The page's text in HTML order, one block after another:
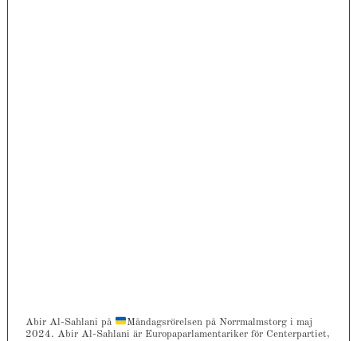
Abir Al-Sahlani på
Måndagsrörelsen på Norrmalmstorg i maj
2024. Abir Al-Sahlani är Europaparlamentariker för Centerpartiet,